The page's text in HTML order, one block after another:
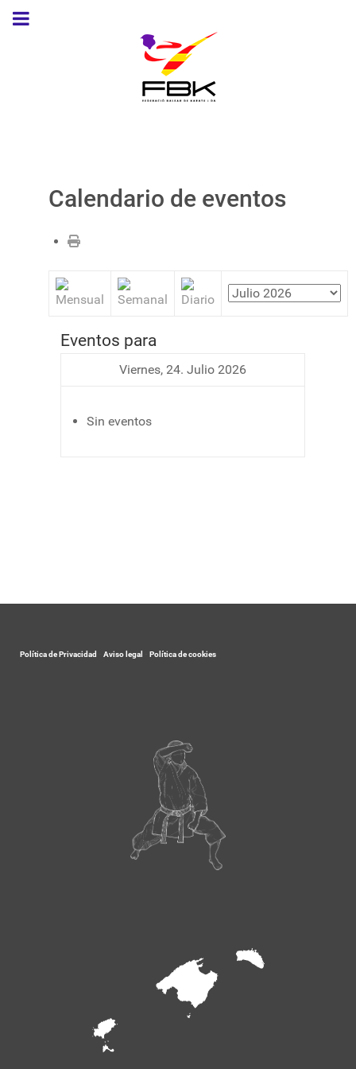
Calendario de eventos
Eventos para
Viernes, 24. Julio 2026
Sin eventos
Política de Privacidad Aviso legal Política de cookies